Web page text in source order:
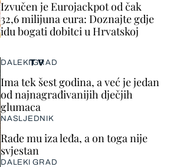
Izvučen je Eurojackpot od čak
32,6 milijuna eura: Doznajte gdje
idu bogati dobitci u Hrvatskoj
TV
DALEKI GRAD
Ima tek šest godina, a već je jedan
od najnagrađivanijih dječjih
glumaca
NASLJEDNIK
Rade mu iza leđa, a on toga nije
svjestan
DALEKI GRAD